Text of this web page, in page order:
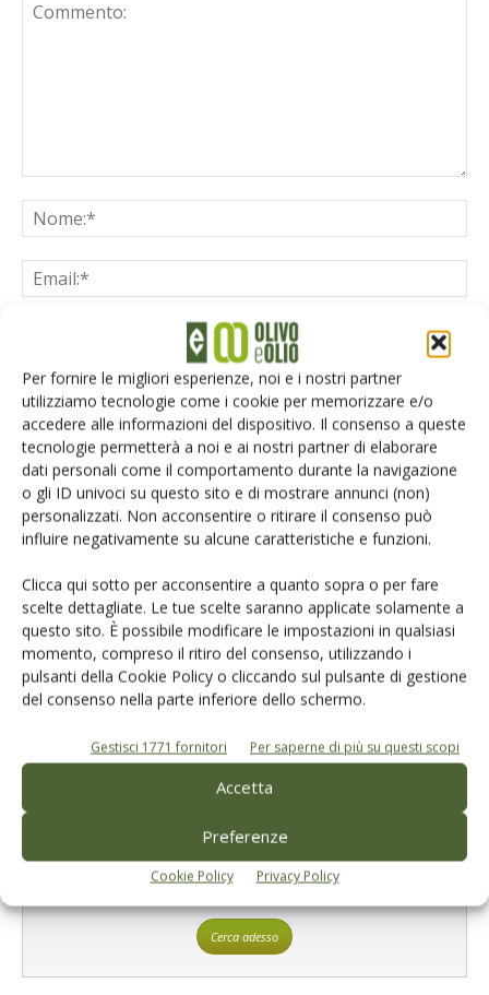
Per fornire le migliori esperienze, noi e i nostri partner
utilizziamo tecnologie come i cookie per memorizzare e/o
accedere alle informazioni del dispositivo. Il consenso a queste
tecnologie permetterà a noi e ai nostri partner di elaborare
dati personali come il comportamento durante la navigazione
o gli ID univoci su questo sito e di mostrare annunci (non)
personalizzati. Non acconsentire o ritirare il consenso può
influire negativamente su alcune caratteristiche e funzioni.
Clicca qui sotto per acconsentire a quanto sopra o per fare
scelte dettagliate. Le tue scelte saranno applicate solamente a
questo sito. È possibile modificare le impostazioni in qualsiasi
momento, compreso il ritiro del consenso, utilizzando i
pulsanti della Cookie Policy o cliccando sul pulsante di gestione
del consenso nella parte inferiore dello schermo.
Gestisci 1771 fornitori Per saperne di più su questi scopi
Accetta
Preferenze
Cookie Policy Privacy Policy
Salva il mio nome, email e sito web in questo browser per la
prossima volta che commento.
E-magazine
Tecniche, prodotti e servizi dalle aziende
Catalogo Aziende e Prodotti
Un modo semplice per cercare un'azienda o un
Cerca adesso